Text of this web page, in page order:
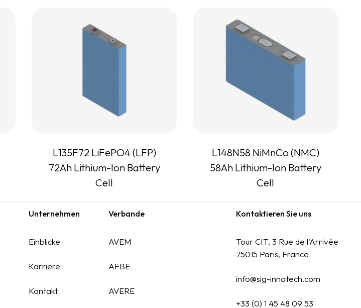
L135F72 LiFePO4 (LFP)
72Ah Lithium-Ion Battery
Cell
L148N58 NiMnCo (NMC)
58Ah Lithium-Ion Battery
Cell
Unternehmen
Einblicke
Karriere
Kontakt
Verbande
AVEM
AFBE
AVERE
Kontaktieren Sie uns
Tour CIT, 3 Rue de l'Arrivée
75015 Paris, France
info@sig-innotech.com
+33 (0) 1 45 48 09 53